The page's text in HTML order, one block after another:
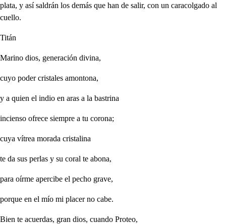
plata, y así saldrán los demás que han de salir, con un caracolgado al
cuello.
Titán
Marino dios, generación divina,
cuyo poder cristales amontona,
y a quien el indio en aras a la bastrina
incienso ofrece siempre a tu corona;
cuya vítrea morada cristalina
te da sus perlas y su coral te abona,
para oírme apercibe el pecho grave,
porque en el mío mi placer no cabe.
Bien te acuerdas, gran dios, cuando Proteo,